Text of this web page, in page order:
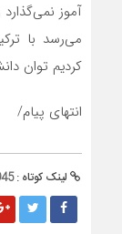
آموز
می‌رسد با
کردیم توان
انتهای پیام/
لینک کوتاه :